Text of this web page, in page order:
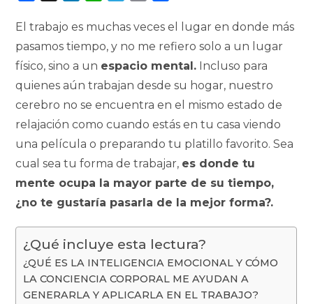
c
e
o
k
n
k
I
n
a
t
p
p
l
e
a
m
p
y
n
k
m
p
t
i
r
El trabajo es muchas veces el lugar en donde más
pasamos tiempo, y no me refiero solo a un lugar
físico, sino a un espacio mental. Incluso para
quienes aún trabajan desde su hogar, nuestro
cerebro no se encuentra en el mismo estado de
relajación como cuando estás en tu casa viendo
una película o preparando tu platillo favorito. Sea
cual sea tu forma de trabajar, es donde tu
mente ocupa la mayor parte de su tiempo,
¿no te gustaría pasarla de la mejor forma?.
¿Qué incluye esta lectura?
¿QUÉ ES LA INTELIGENCIA EMOCIONAL Y CÓMO
LA CONCIENCIA CORPORAL ME AYUDAN A
GENERARLA Y APLICARLA EN EL TRABAJO?